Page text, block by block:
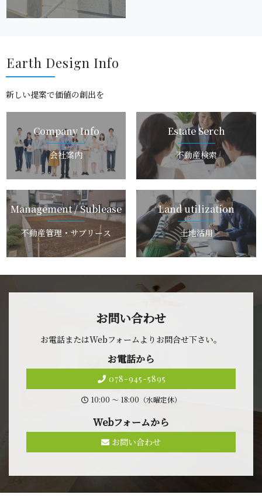
Earth Design I n f o
新しい提案で価値 の 創 出 を
Company I n f o
会 社 案 内
Estate S e r c h
不 動 産 検 索
Management / Subl e a s e
不動産管理・サ ブ リ ー ス
Land utiliza t i o n
土 地 活 用
お問 い 合 わ せ
お電話またはWebフォームよりお問合せ 下 さ い 。
お 電 話 か ら
078-945-5895
10:00 〜 18:00（水曜定休）
Webフォ ー ム か ら
お問い合わせ